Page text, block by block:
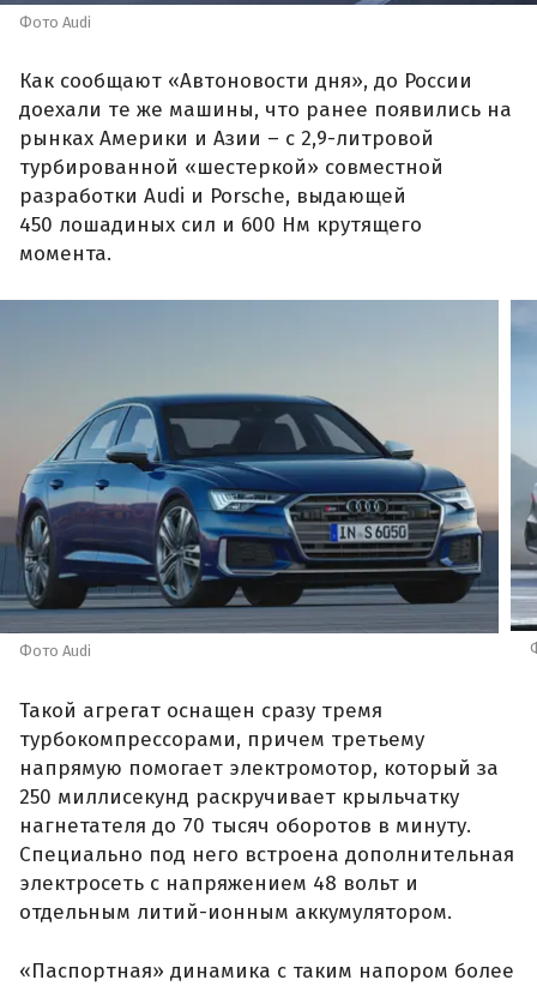
Фото Audi
Как сообщают «Автоновости дня», до России
доехали те же машины, что ранее появились на
рынках Америки и Азии – с 2,9-литровой
турбированной «шестеркой» совместной
разработки Audi и Porsche, выдающей
450 лошадиных сил и 600 Нм крутящего
момента.
Фото Audi
Такой агрегат оснащен сразу тремя
турбокомпрессорами, причем третьему
напрямую помогает электромотор, который за
250 миллисекунд раскручивает крыльчатку
нагнетателя до 70 тысяч оборотов в минуту.
Специально под него встроена дополнительная
электросеть с напряжением 48 вольт и
отдельным литий-ионным аккумулятором.
«Паспортная» динамика с таким напором более